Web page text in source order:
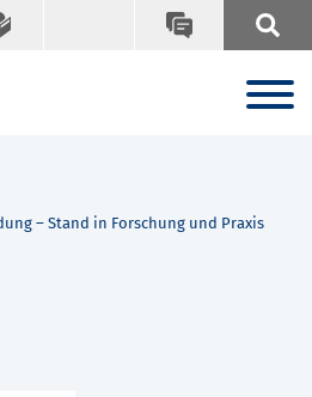
– Stand in Forschung und Praxis